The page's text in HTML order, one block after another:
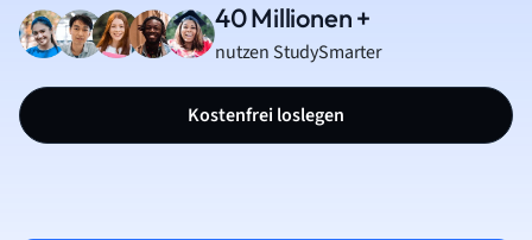
40 Millionen +
nutzen StudySmarter
Kostenfrei loslegen